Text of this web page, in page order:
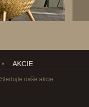
AKCIE
Sledujte naše akcie.